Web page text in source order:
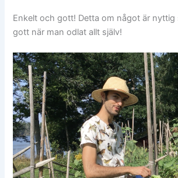
Enkelt och gott! Detta om något är nyttig
gott när man odlat allt själv!